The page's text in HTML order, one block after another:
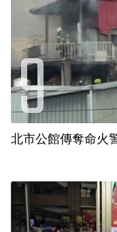
北市公館傳奪命火